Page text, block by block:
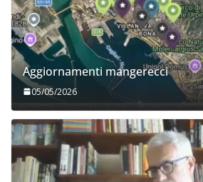
Aggiornamenti mangerecci
05/05/2026